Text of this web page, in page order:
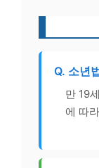
Q. 소년
만 19
에 따